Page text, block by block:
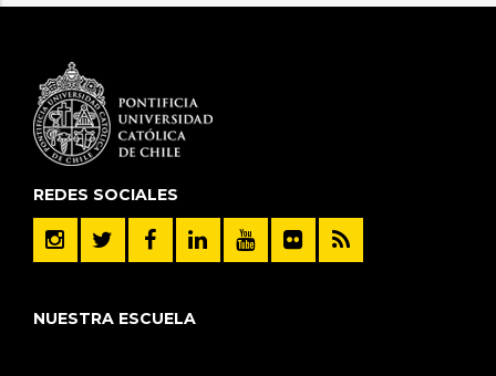
REDES SOCIALES
NUESTRA ESCUELA